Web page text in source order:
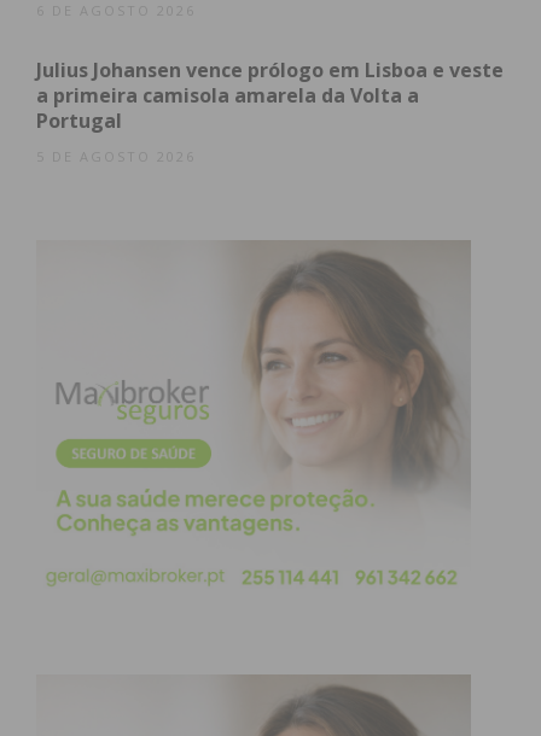
Sem “fantasmas” Paulo Alberto
dominou e venceu em MX1
O grande destaque da categoria MX1 foi Paulo
Alberto. Regressado do Brasil exclusivamente para
Depois da queda sofrida na temporada passada
nesta mesma pista, que condicionou o restante ano
competitivo, Paulo Alberto regressou determinado
a fazer a diferença. Com uma condução
irrepreensível ao longo do exigente traçado da
Quinta da Azenha, o piloto demonstrou excelente
forma física e um ritmo superior à concorrência,
dominando ambas as corridas.
longo das duas mangas. O piloto espanhol manteve
sempre um ritmo elevado e consolidou o segundo
6 DE AGOSTO 2026
Julius Johansen vence prólogo em Lisboa e veste
a primeira camisola amarela da Volta a
Portugal
5 DE AGOSTO 2026